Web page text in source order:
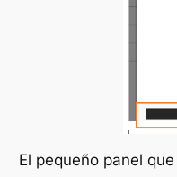
El pequeño panel